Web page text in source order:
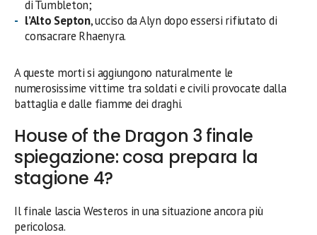
di Tumbleton;
l’Alto Septon, ucciso da Alyn dopo essersi rifiutato di
consacrare Rhaenyra.
A queste morti si aggiungono naturalmente le
numerosissime vittime tra soldati e civili provocate dalla
battaglia e dalle fiamme dei draghi.
House of the Dragon 3 finale
spiegazione: cosa prepara la
stagione 4?
Il finale lascia Westeros in una situazione ancora più
pericolosa.